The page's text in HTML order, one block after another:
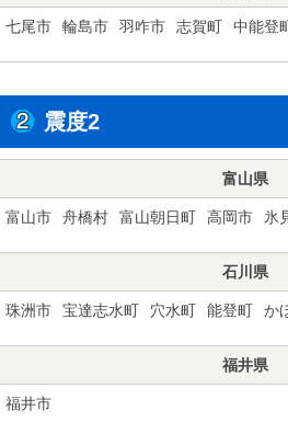
七尾市 輪島市 羽咋市 志賀町 中能登
震度2
富山県
富山市 舟橋村 富山朝日町 高岡市 氷
石川県
珠洲市 宝達志水町 穴水町 能登町 か
福井県
福井市